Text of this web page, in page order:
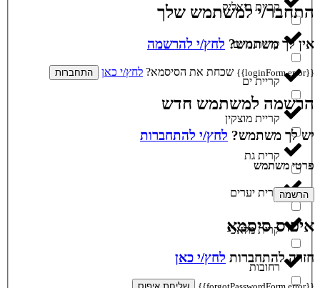
קריית ביאליק
קריית חיים
קריית ים
קריית מוצקין
קרית גת
קרית יערים
קרית מלאכי
רחובות
התחבר/י למשתמש שלך
אין לך משתמש? לחץ/י להרשמה
{{loginForm.error}} שכחת את הסיסמא? לחץ/י כאן התחברות
הרשמה למשתמש חדש
יש לך משתמש? לחץ/י להתחברות
פרטי משתמש
הרשמה
איפוס סיסמא
חזרה להתחברות לחץ/י כאן